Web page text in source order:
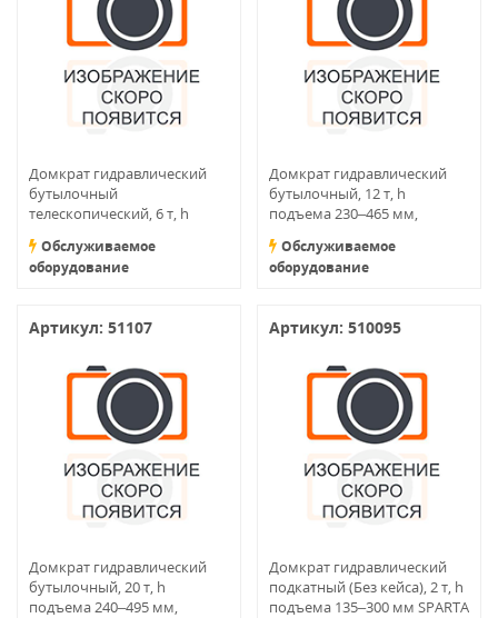
Домкрат гидравлический
бутылочный
телескопический, 6 т, h
Обслуживаемое
оборудование
Домкрат гидравлический
бутылочный, 12 т, h
подъема 230–465 мм,
привод
Обслуживаемое
оборудование
Артикул: 51107
Домкрат гидравлический
бутылочный, 20 т, h
подъема 240–495 мм,
Артикул: 510095
Домкрат гидравлический
подкатный (Без кейса), 2 т, h
подъема 135–300 мм SPARTA